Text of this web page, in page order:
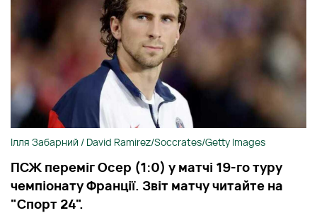
Ілля Забарний / David Ramirez/Soccrates/Getty Images
ПСЖ переміг Осер (1:0) у матчі 19-го туру
чемпіонату Франції. Звіт матчу читайте на
"Спорт 24".